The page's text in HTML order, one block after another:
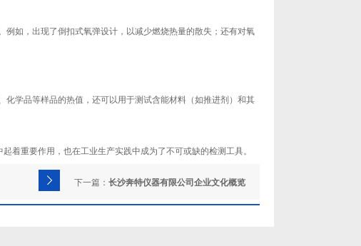
如，出现了倒扣式氧弹设计，以减少燃烧热量的散失；还有对氧
学品等样品的热值，还可以用于测试含能材料（如推进剂）和其
着重要作用，也在工业生产实践中成为了不可或缺的检测工具。
下一篇： 长沙奔特仪器有限公司企业文化概览